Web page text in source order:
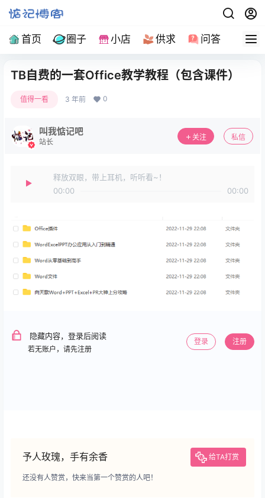
首页 圈子 小店 供求 问答 导航
TB自费的一套Office教学教程（包含课件）
值得一看 3 年前 0
叫我惦记吧
站长
关注 私信
释放双眼，带上耳机，听听看~！
00:00
00:00
隐藏内容，登录后阅读
若无账户，请先注册
登录 注册
予人玫瑰，手有余香 给TA打赏
还没有人赞赏，快来当第一个赞赏的人吧！